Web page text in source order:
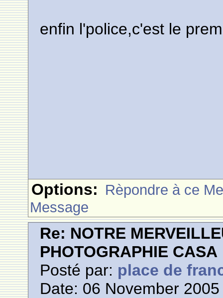
enfin l'police,c'est le
Options: Rèpondre à ce
Message
Re: NOTRE
PHOTOGRAPHIE CASA
Posté par: place de
Date: 06 November